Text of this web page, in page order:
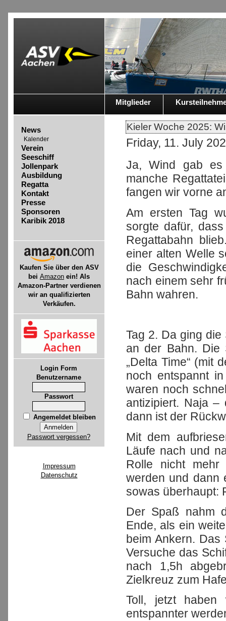
Mitglieder
News
Kalender
Verein
Seeschiff
Jollenpark
Ausbildung
Regatta
Kontakt
Presse
Sponsoren
Karibik 2018
Kaufen Sie über den ASV
bei Amazon ein! Als
Amazon-Partner verdienen
wir an qualifizierten
Verkäufen.
Login Form
Benutzername
Passwort
Angemeldet bleiben
Passwort vergessen?
Impressum
Datenschutz
Kieler Woche 2025:
Friday, 11. July
Ja, Wind gab es
manche
fangen wir vorne
Am ersten Tag
sorgte dafür,
Regattabahn
einer alten Welle
die
nach einem sehr
Bahn wahren.
Tag 2. Da ging
an der Bahn. Die
„Delta Time“ (mit
noch entspannt
waren noch
antizipiert. Naja –
dann ist der
Mit dem
Läufe nach und
Rolle nicht
werden und dann
sowas überhaupt:
Der Spaß nahm
Ende, als ein
beim Ankern. Das
Versuche das
nach 1,5h
Zielkreuz zum
Toll, jetzt
entspannter